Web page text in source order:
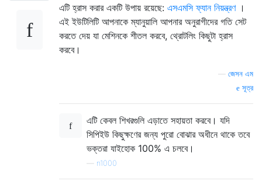
এটি হ্রাস করার একটি উপায় রয়েছে: এসএমসি ফ্যান নিয়ন্ত্রণ।
এই ইউটিলিটি আপনাকে ম্যানুয়ালি আপনার অনুরাগীদের গতি সেট
করতে দেয় যা মেশিনকে শীতল করবে, থ্রোটলিং কিছুটা হ্রাস
করবে।
জেসন এম
সূত্র
এটি কেবল শিখরগুলি এড়াতে সহায়তা করবে। যদি
সিপিইউ কিছুক্ষণের জন্য পুরো বোঝার অধীনে থাকে তবে
ভক্তরা যাইহোক 100% এ চলবে।
n1000